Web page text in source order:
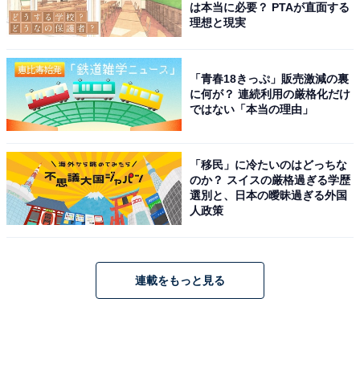
は本当に必要？ PTAが直面する
理想と現実
「青春18きっぷ」販売激減の裏
に何が？ 連続利用の厳格化だけ
ではない「本当の理由」
「移民」に冷たいのはどっちな
のか？ スイスの厳格過ぎる学歴
選別と、日本の曖昧過ぎる外国
人政策
連載をもっと見る